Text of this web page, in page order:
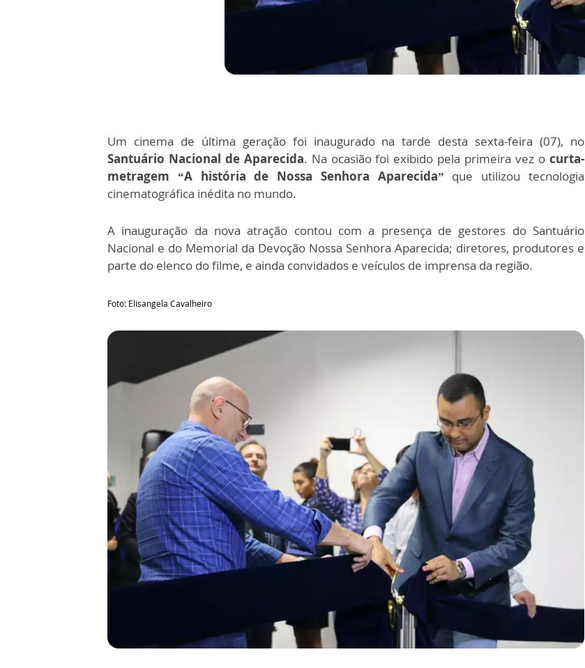
Um cinema de última geração foi inaugurado na tarde desta sexta-feira (07), no
Santuário Nacional de Aparecida. Na ocasião foi exibido pela primeira vez o curta-
metragem “A história de Nossa Senhora Aparecida” que utilizou tecnologia
cinematográfica inédita no mundo.
A inauguração da nova atração contou com a presença de gestores do Santuário
Nacional e do Memorial da Devoção Nossa Senhora Aparecida; diretores, produtores e
parte do elenco do filme, e ainda convidados e veículos de imprensa da região.
Foto: Elisangela Cavalheiro